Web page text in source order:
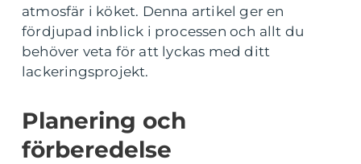
atmosfär i köket. Denna artikel ger en
fördjupad inblick i processen och allt du
behöver veta för att lyckas med ditt
lackeringsprojekt.
Planering och
förberedelse